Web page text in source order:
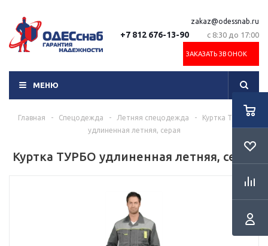
+7 812 676-13-90
zakaz@odessnab.ru
с 8:30 до 17:00
ЗАКАЗАТЬ ЗВОНОК
МЕНЮ
Главная - Спецодежда - Летняя спецодежда -
Куртка ТУРБО
удлиненная летняя, серая
Куртка ТУРБО удлиненная летняя, серая